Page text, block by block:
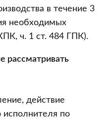
в течение 3
необходимых
ч. 1 ст. 484 ГПК).
рассматривать
действие
исполнителя по